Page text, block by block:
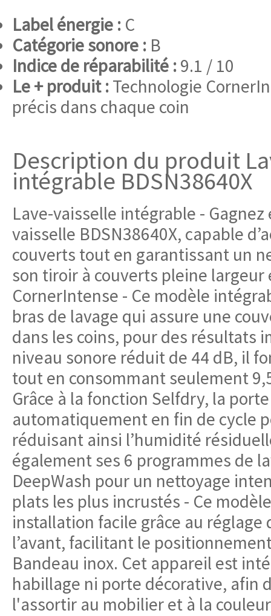
Label énergie : C
Catégorie sonore : B
Indice de réparabilité :9.1 / 10
Le + produit :Technologie
précis dans chaque coin
Description du produit
intégrable BDSN38640X
Lave-vaisselle intégrable -
vaisselle BDSN38640X, capable
couverts tout en garantissant un
son tiroir à couverts pleine largeur
CornerIntense - Ce modèle
bras de lavage qui assure une
dans les coins, pour des résultats
niveau sonore réduit de 44 dB, il
tout en consommant seulement
Grâce à la fonction Selfdry, la
automatiquement en fin de cycle
réduisant ainsi l’humidité
également ses 6 programmes de
DeepWash pour un nettoyage
plats les plus incrustés - Ce
installation facile grâce au
l’avant, facilitant le
Bandeau inox. Cet appareil est
habillage ni porte décorative, afin
l'assortir au mobilier et à la